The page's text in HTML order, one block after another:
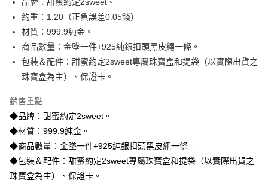
華南商業銀行
上海商業儲蓄銀行
國泰世華商業銀行
臺灣中小企業銀行
台中商業銀行
匯豐（台灣）商業銀行
華泰商業銀行
聯邦商業銀行
遠東國際商業銀行
元大商業銀行
台新國際商業銀行
台灣樂天信用卡公司
華南商業銀行
上海商業儲蓄銀行
國泰世華商業銀行
兆豐國際商業銀行
臺灣中小企業銀行
台中商業銀行
匯豐（台灣）商業銀行
元大商業銀行
玉山商業銀行
台灣樂天信用卡公司
LINE Pay
Apple Pay
街口支付
悠遊付
ATM付款
運送方式
宅配
每筆NT$80，滿NT$1,000(含以上)免運費
約重：1.20（正負誤差0.05錢）
材質：999.9純金。
商品數量：金墜一件+925純銀扣頭黑皮繩一條。
包裝＆配件：甜蜜約定2sweet專屬珠寶盒和提袋（以實際出貨之
珠寶盒為主）、保證卡。
銷售重點
◆品牌：甜蜜約定2sweet。
◆材質：999.9純金。
◆商品數量：金墜一件+925純銀扣頭黑皮繩一條。
◆包裝＆配件：甜蜜約定2sweet專屬珠寶盒和提袋（以實際出貨之
珠寶盒為主）、保證卡。